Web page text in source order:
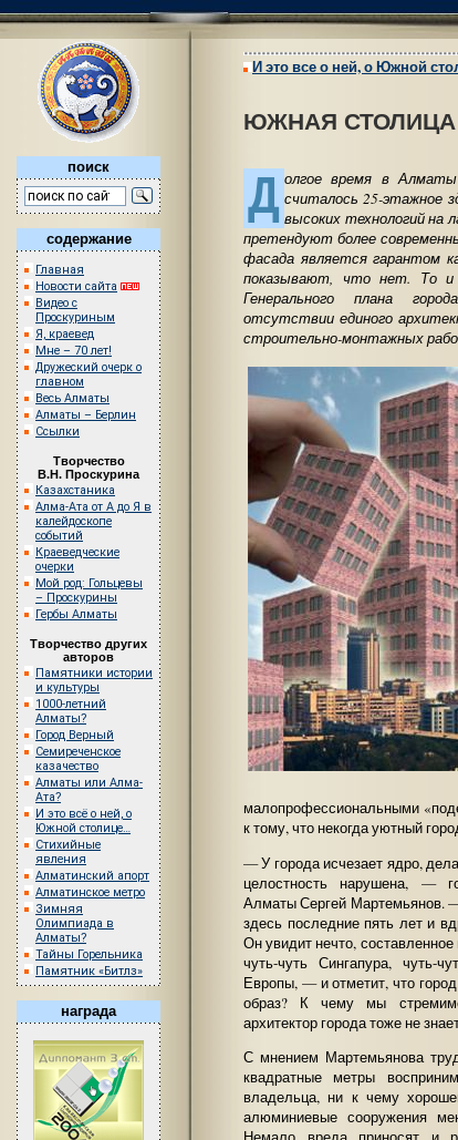
поиск
содержание
Главная
Новости сайта
Видео с
Проскуриным
Я, краевед
Мне – 70 лет!
Дружеский очерк о
главном
Весь Алматы
Алматы – Берлин
Ссылки
Творчество
В.Н. Проскурина
Казахстаника
Алма-Ата от А до Я в
калейдоскопе
событий
Краеведческие
очерки
Мой род: Гольцевы
– Проскурины
Гербы Алматы
Творчество других
авторов
Памятники истории
и культуры
1000-летний
Алматы?
Город Верный
Семиреченское
казачество
Алматы или Алма-
Ата?
И это всё о ней, о
Южной столице…
Стихийные
явления
Алматинский апорт
Алматинское метро
Зимняя
Олимпиада в
Алматы?
Тайны Горельника
Памятник «Битлз»
награда
И это все о ней, о Южной
ЮЖНАЯ СТОЛИЦА
Д олгое время в
считалось 25-этажное
высоких технологий на
претендуют более
фасада является гарантом
показывают, что нет. То и
Генерального плана
отсутствии единого
строительно-монтажных
малопрофессиональными
к тому, что некогда уютный
— У города исчезает ядро,
целостность нарушена, —
Алматы Сергей Мартемьянов.
здесь последние пять лет и
Он увидит нечто,
чуть-чуть Сингапура, чуть-
Европы, — и отметит, что
образ? К чему мы
архитектор города тоже не
С мнением Мартемьянова
квадратные метры
владельца, ни к чему
алюминиевые сооружения